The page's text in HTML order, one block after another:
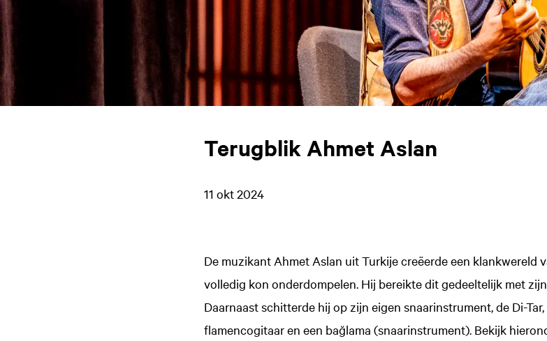
Terugblik Ahmet Aslan
11 okt 2024
De muzikant Ahmet Aslan uit Turkije creëerde een klankwereld
volledig kon onderdompelen. Hij bereikte dit gedeeltelijk met
Daarnaast schitterde hij op zijn eigen snaarinstrument, de Di-
flamencogitaar en een bağlama (snaarinstrument). Bekijk